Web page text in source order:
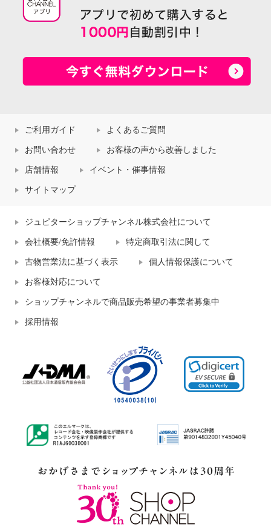
ご利用ガイド よくあるご質問
お問い合わせ お客様の声から改善しました
店舗情報 イベント・催事情報
サイトマップ
ジュピターショップチャンネル株式会社について
会社概要/免許情報 特定商取引法に関して
古物営業法に基づく表示 個人情報保護について
お客様対応について
ショップチャンネルで商品販売希望の事業者募集中
採用情報